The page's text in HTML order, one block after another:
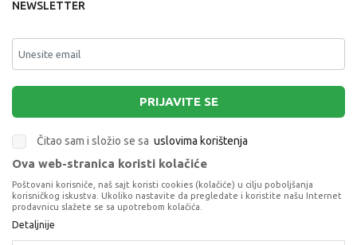
NEWSLETTER
PRIJAVITE SE
Čitao sam i složio se sa uslovima korištenja
Terms of Service
apply.
Ova web-stranica koristi kolačiće
Poštovani korisniče, naš sajt koristi cookies (kolačiće) u cilju poboljšanja
korisničkog iskustva. Ukoliko nastavite da pregledate i koristite našu Internet
prodavnicu slažete se sa upotrebom kolačića.
Detaljnije